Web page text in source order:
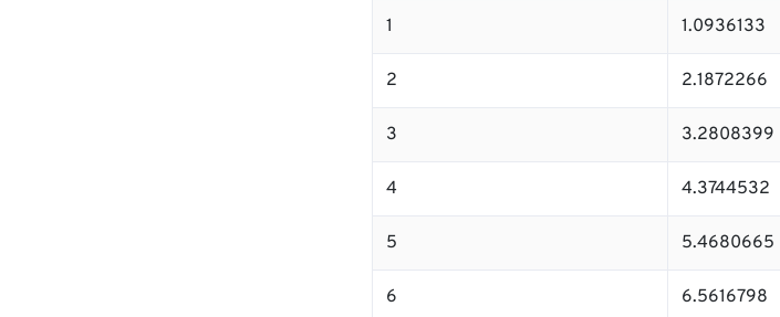
1 1.0936133
2 2.1872266
3 3.2808399
4 4.3744532
5 5.4680665
6 6.5616798